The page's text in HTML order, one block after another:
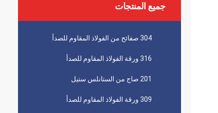
جميع المنتجات
304 صفائح من الفولاذ المقاوم للصدأ
316 ورقة الفولاذ المقاوم للصدأ
201 صاج من الستانلس ستيل
309 ورقة الفولاذ المقاوم للصدأ